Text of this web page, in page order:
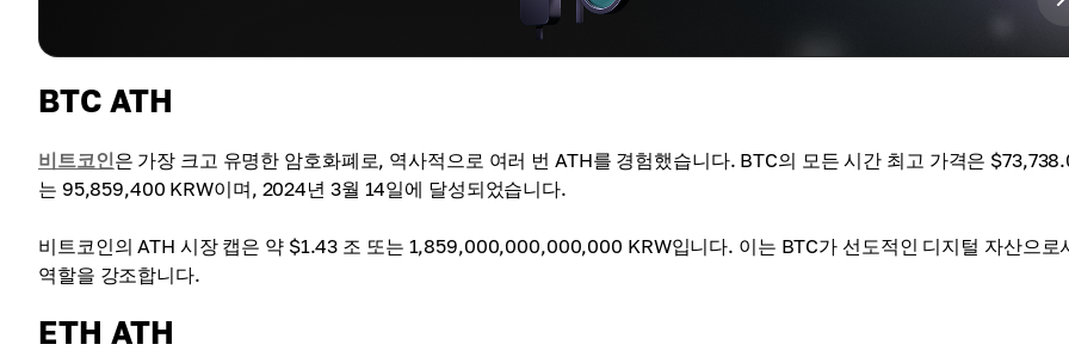
BTC ATH
비트코인은 가장 크고 유명한 암호화폐로, 역사적으로 여러 번 ATH를 경험했습니다. BTC의 모든 시간 최고 가격은
는 95,859,400 KRW이며, 2024년 3월 14일에 달성되었습니다.
비트코인의 ATH 시장 캡은 약 $1.43 조 또는 1,859,000,000,000,000 KRW입니다. 이는 BTC가 선도적인 디지털 자산으로
역할을 강조합니다.
ETH ATH